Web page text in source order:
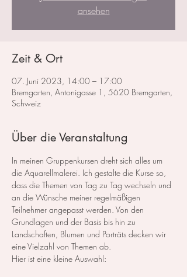
ansehen
Zeit & Ort
07. Juni 2023, 14:00 – 17:00
Bremgarten, Antonigasse 1, 5620 Bremgarten,
Schweiz
Über die Veranstaltung
In meinen Gruppenkursen dreht sich alles um
die Aquarellmalerei. Ich gestalte die Kurse so,
dass die Themen von Tag zu Tag wechseln und
an die Wünsche meiner regelmäßigen
Teilnehmer angepasst werden. Von den
Grundlagen und der Basis bis hin zu
Landschaften, Blumen und Porträts decken wir
eine Vielzahl von Themen ab.
Hier ist eine kleine Auswahl: